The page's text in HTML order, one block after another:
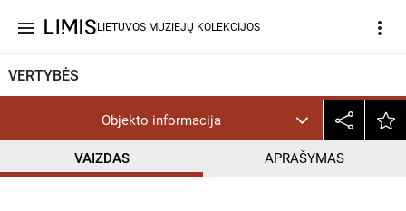
menu LIETUVOS MUZIEJŲ KOLEKCIJOS more_vert
VERTYBĖS
Objekto informacija
VAIZDAS APRAŠYMAS